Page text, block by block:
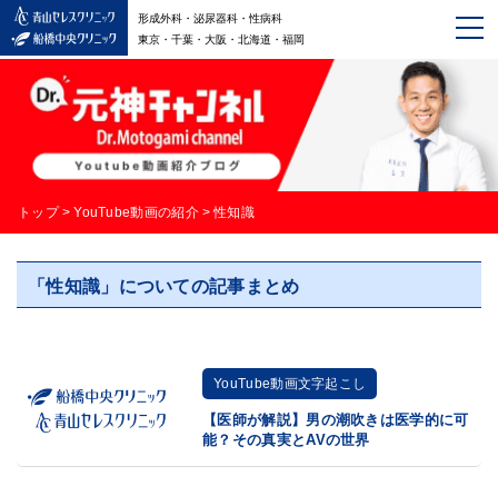
形成外科・泌尿器科・性病科
東京・千葉・大阪・北海道・福岡
トップ > YouTube動画の紹介 > 性知識
「性知識」についての記事まとめ
YouTube動画文字起こし
【医師が解説】男の潮吹きは医学的に可
能？その真実とAVの世界